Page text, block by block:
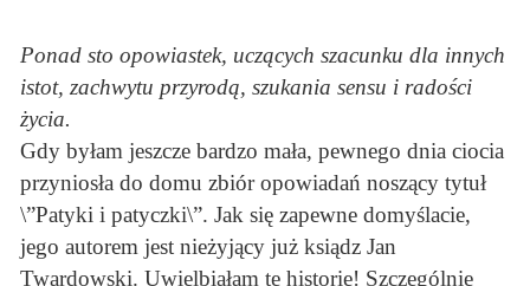
Ponad sto opowiastek, uczących szacunku dla innych
istot, zachwytu przyrodą, szukania sensu i radości
życia.
Gdy byłam jeszcze bardzo mała, pewnego dnia ciocia
przyniosła do domu zbiór opowiadań noszący tytuł
\”Patyki i patyczki\”. Jak się zapewne domyślacie,
jego autorem jest nieżyjący już ksiądz Jan
Twardowski. Uwielbiałam te historie! Szczególnie